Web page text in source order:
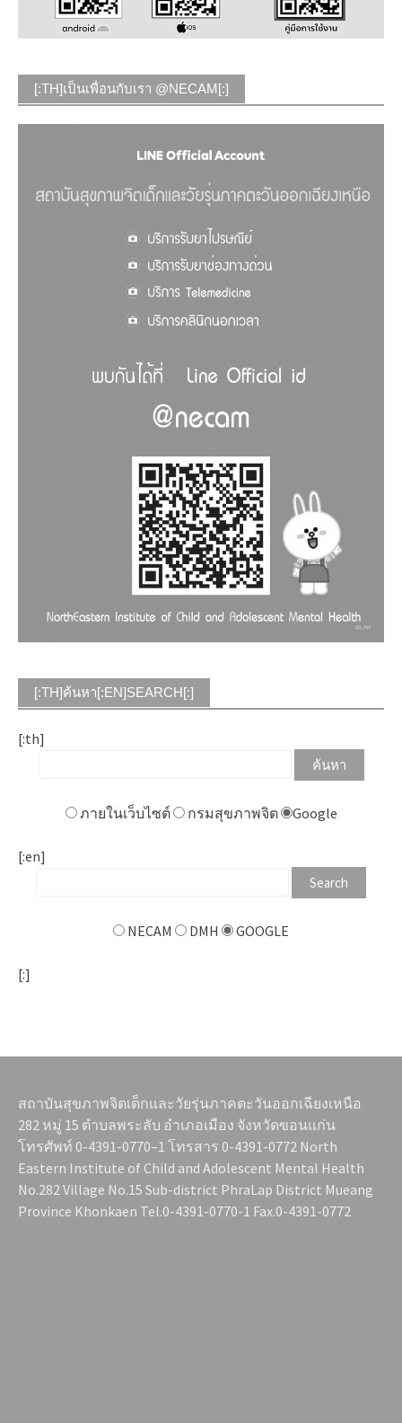
[:TH]เป็นเพื่อนกับเรา @NECAM[:]
[:TH]ค้นหา[:EN]SEARCH[:]
[:th]
ภายในเว็บไซต์ กรมสุขภาพจิต Google
[:en]
NECAM DMH GOOGLE
[:]
สถาบันสุขภาพจิตเด็กและวัยรุ่นภาคตะวันออกเฉียงเหนือ
282 หมู่ 15 ตำบลพระลับ อำเภอเมือง จังหวัดขอนแก่น
โทรศัพท์ 0-4391-0770–1 โทรสาร 0-4391-0772 North
Eastern Institute of Child and Adolescent Mental Health
No.282 Village No.15 Sub-district PhraLap District Mueang
Province Khonkaen Tel.0-4391-0770-1 Fax.0-4391-0772